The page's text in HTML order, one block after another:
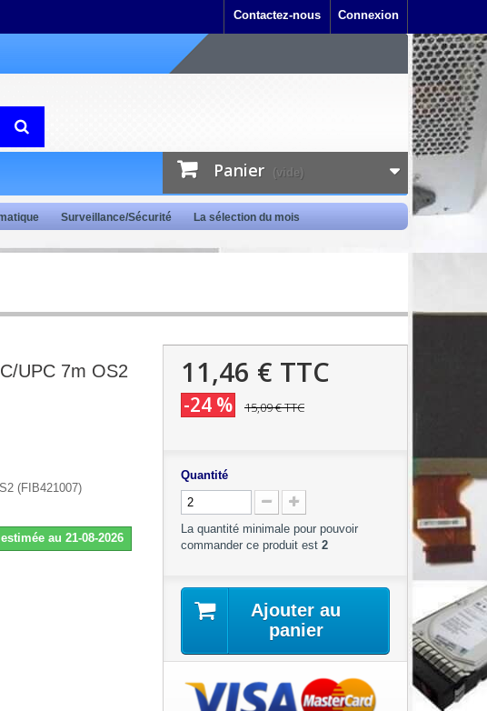
Connexion
Contactez-nous
Panier (vide)
Surveillance/Sécurité La sélection du mois
UPC 7m OS2
(FIB421007)
estimée au 21-08-2026
11,46 € TTC
-24 % 15,09 €TTC
Quantité
La quantité minimale pour pouvoir
commander ce produit est 2
Ajouter au
panier